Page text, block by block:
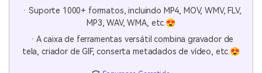
ㆍSuporte 1000+ formatos, incluindo MP4, MOV, WMV, FLV,
MP3, WAV, WMA, etc.😍
ㆍA caixa de ferramentas versátil combina gravador de
tela, criador de GIF, conserta metadados de vídeo, etc.😍